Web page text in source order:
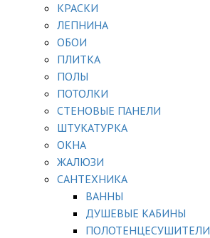
КРАСКИ
ЛЕПНИНА
ОБОИ
ПЛИТКА
ПОЛЫ
ПОТОЛКИ
СТЕНОВЫЕ ПАНЕЛИ
ШТУКАТУРКА
ОКНА
ЖАЛЮЗИ
САНТЕХНИКА
ВАННЫ
ДУШЕВЫЕ КАБИНЫ
ПОЛОТЕНЦЕСУШИТЕЛИ